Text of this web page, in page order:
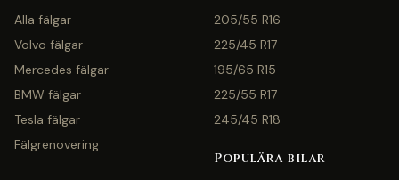
Alla fälgar
Volvo fälgar
Mercedes fälgar
BMW fälgar
Tesla fälgar
Fälgrenovering
205/55 R16
225/45 R17
195/65 R15
225/55 R17
245/45 R18
Populära bilar